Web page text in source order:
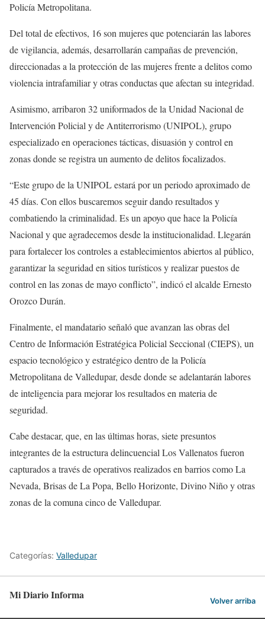
Policía Metropolitana.
Del total de efectivos, 16 son mujeres que potenciarán las labores
de vigilancia, además, desarrollarán campañas de prevención,
direccionadas a la protección de las mujeres frente a delitos como
violencia intrafamiliar y otras conductas que afectan su integridad.
Asimismo, arribaron 32 uniformados de la Unidad Nacional de
Intervención Policial y de Antiterrorismo (UNIPOL), grupo
especializado en operaciones tácticas, disuasión y control en
zonas donde se registra un aumento de delitos focalizados.
“Este grupo de la UNIPOL estará por un periodo aproximado de
45 días. Con ellos buscaremos seguir dando resultados y
combatiendo la criminalidad. Es un apoyo que hace la Policía
Nacional y que agradecemos desde la institucionalidad. Llegarán
para fortalecer los controles a establecimientos abiertos al público,
garantizar la seguridad en sitios turísticos y realizar puestos de
control en las zonas de mayo conflicto”, indicó el alcalde Ernesto
Orozco Durán.
Finalmente, el mandatario señaló que avanzan las obras del
Centro de Información Estratégica Policial Seccional (CIEPS), un
espacio tecnológico y estratégico dentro de la Policía
Metropolitana de Valledupar, desde donde se adelantarán labores
de inteligencia para mejorar los resultados en materia de
seguridad.
Cabe destacar, que, en las últimas horas, siete presuntos
integrantes de la estructura delincuencial Los Vallenatos fueron
capturados a través de operativos realizados en barrios como La
Nevada, Brisas de La Popa, Bello Horizonte, Divino Niño y otras
zonas de la comuna cinco de Valledupar.
Categorías: Valledupar
Mi Diario Informa Volver arriba